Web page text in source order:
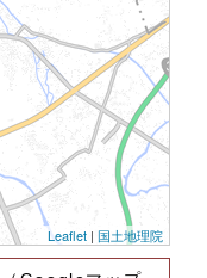
Leaflet| 国土地理院